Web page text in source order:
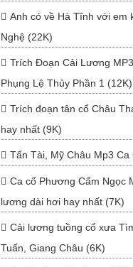
Anh có về Hà Tĩnh với em
Nghệ (22K)
Trích Đoạn Cải Lương
Phụng Lệ Thủy Phần 1 (12K)
Trích đoạn tân cổ Châu
hay nhất (9K)
Tấn Tài, Mỹ Châu Mp3
Ca cổ Phương Cẩm Ngọc
lương dài hơi hay nhất (7K)
Cải lương tuồng cổ xưa
Tuấn, Giang Châu (6K)